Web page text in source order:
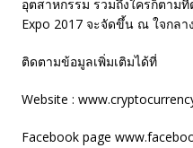
อุตสาหกรรม รวมถึงใครก็ตามที่
Expo 2017 จะจัดขึ้น ณ ใจกลา
ติดตามข้อมูลเพิ่มเติมได้ที่
Website :
Facebook page